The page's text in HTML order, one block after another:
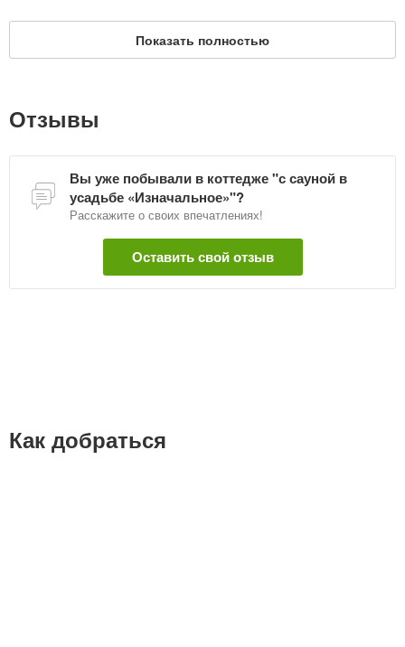
приготовления шашлыка. Есть зал для мероприятий на 40
Дата обновления: 5 октября 2025
Показать полностью
Отзывы
Вы уже побывали в коттедже "с сауной в
усадьбе «Изначальное»"?
Расскажите о своих впечатлениях!
Оставить свой отзыв
Как добраться